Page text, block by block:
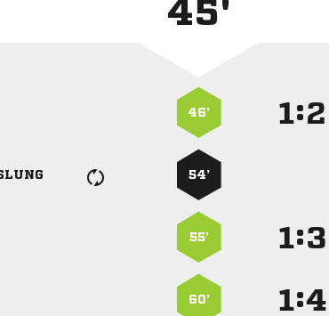
45'
46’ :
54’
55’ :
60’ :